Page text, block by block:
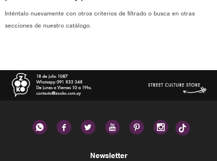
Inténtalo nuevamente con otros criterios de filtrado o busca en otras
secciones de nuestro catálogo.
     
Newsletter